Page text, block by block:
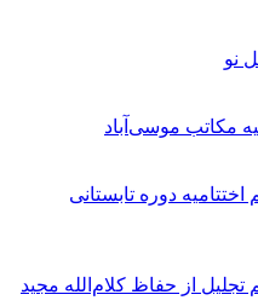
نو
مکاتب موسی‌آباد
دوره تابستانی
از حفاظ کلام‌الله مجید